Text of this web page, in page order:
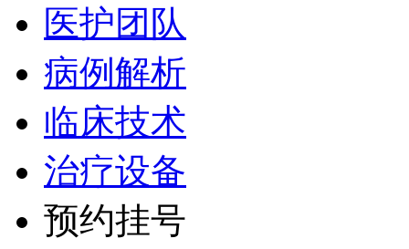
医护团队
病例解析
临床技术
治疗设备
预约挂号